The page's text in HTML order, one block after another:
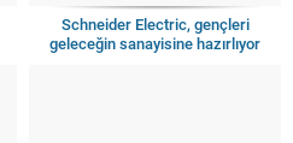
Schneider Electric, gençleri
geleceğin sanayisine hazırlıyor